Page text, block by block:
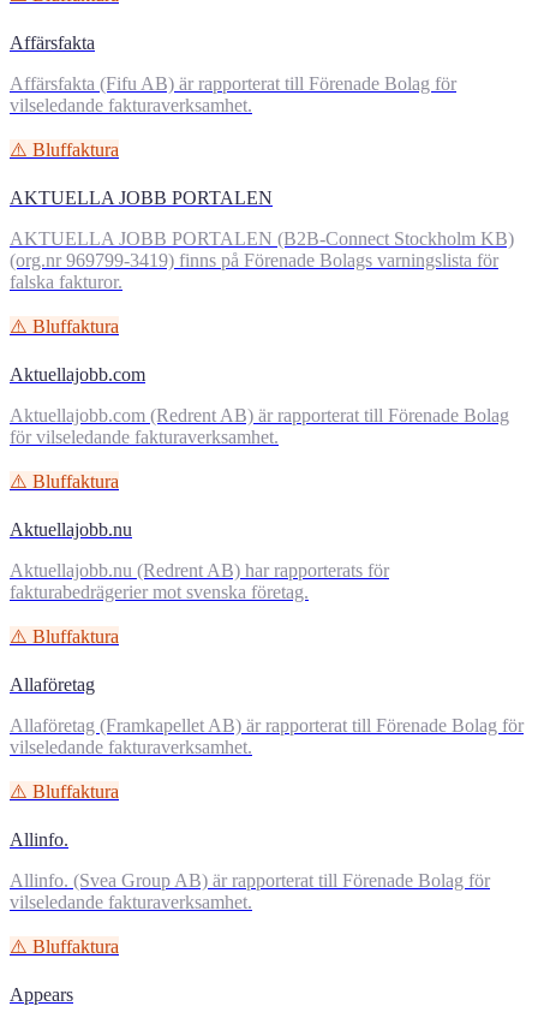
Affärsfakta
Affärsfakta (Fifu AB) är rapporterat till Förenade Bolag för
vilseledande fakturaverksamhet.
⚠️ Bluffaktura
AKTUELLA JOBB PORTALEN
AKTUELLA JOBB PORTALEN (B2B-Connect Stockholm KB)
(org.nr 969799-3419) finns på Förenade Bolags varningslista för
falska fakturor.
⚠️ Bluffaktura
Aktuellajobb.com
Aktuellajobb.com (Redrent AB) är rapporterat till Förenade Bolag
för vilseledande fakturaverksamhet.
⚠️ Bluffaktura
Aktuellajobb.nu
Aktuellajobb.nu (Redrent AB) har rapporterats för
fakturabedrägerier mot svenska företag.
⚠️ Bluffaktura
Allaföretag
Allaföretag (Framkapellet AB) är rapporterat till Förenade Bolag för
vilseledande fakturaverksamhet.
⚠️ Bluffaktura
Allinfo.
Allinfo. (Svea Group AB) är rapporterat till Förenade Bolag för
vilseledande fakturaverksamhet.
⚠️ Bluffaktura
Appears